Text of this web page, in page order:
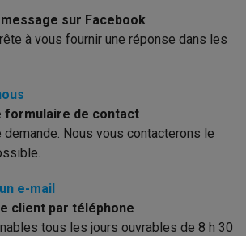
sur Facebook
à vous fournir une réponse dans les
formulaire de contact
Nous vous contacterons le
e-mail
client par téléphone
tous les jours ouvrables de 8 h 30